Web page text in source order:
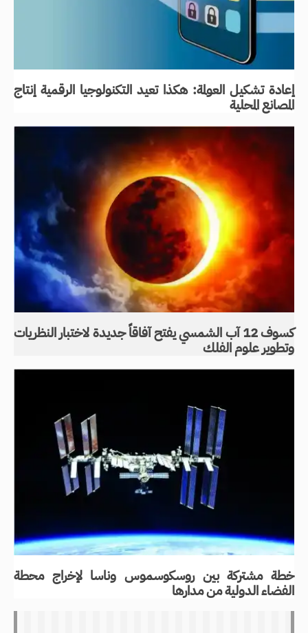
إعادة تشكيل العولمة: هكذا تعيد التكنولوجيا الرقمية إنتاج
المصانع المحلية
كسوف 12 آب الشمسي يفتح آفاقاً جديدة لاختبار النظريات
وتطوير علوم الفلك
خطة مشتركة بين روسكوسموس وناسا لإخراج محطة
الفضاء الدولية من مدارها